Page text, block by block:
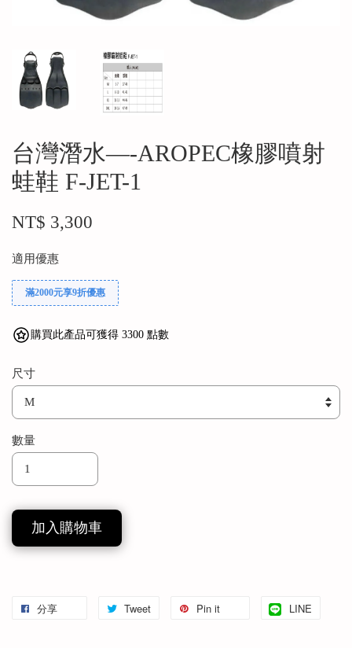
台灣潛水—-AROPEC橡膠噴射
蛙鞋 F-JET-1
NT$ 3,300
適用優惠
滿2000元享9折優惠
購買此產品可獲得 3300 點數
尺寸
數量
加入購物車
分享 Tweet Pin it LINE